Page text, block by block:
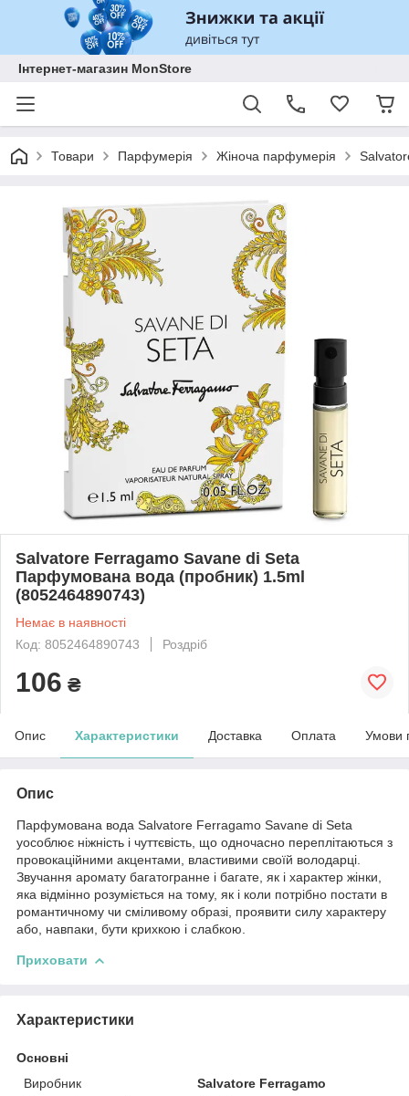
Інтернет-магазин MonStore
Товари Парфумерія Жіноча парфумерія
Salvatore Ferragamo Savane di Seta
Парфумована вода (пробник) 1.5ml
(8052464890743)
Немає в наявності
Код: 8052464890743
Роздріб
106 ₴
Опис Характеристики Доставка Оплата Умови
Опис
Парфумована вода Salvatore Ferragamo Savane di Seta
уособлює ніжність і чуттєвість, що одночасно переплітаються з
провокаційними акцентами, властивими своїй володарці.
Звучання аромату багатогранне і багате, як і характер жінки,
яка відмінно розуміється на тому, як і коли потрібно постати в
романтичному чи сміливому образі, проявити силу характеру
або, навпаки, бути крихкою і слабкою.
Приховати
Характеристики
Основні
Виробник
Salvatore Ferragamo